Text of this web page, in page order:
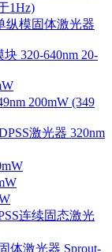
1Hz)
纵模固体激光器
320-640nm 20-
200mW (349
激光器 320nm
连续固态激光
体激光器 Sprout-